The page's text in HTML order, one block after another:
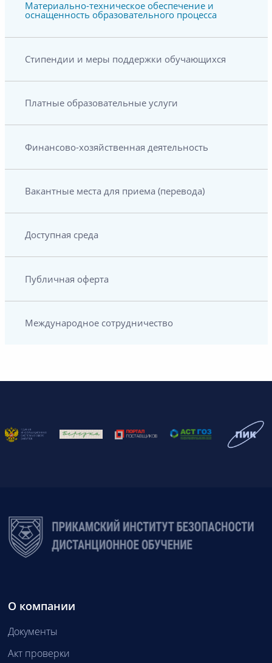
Материально-техническое обеспечение и
оснащенность образовательного процесса
Стипендии и меры поддержки обучающихся
Платные образовательные услуги
Финансово-хозяйственная деятельность
Вакантные места для приема (перевода)
Доступная среда
Публичная оферта
Международное сотрудничество
О компании
Документы
Акт проверки